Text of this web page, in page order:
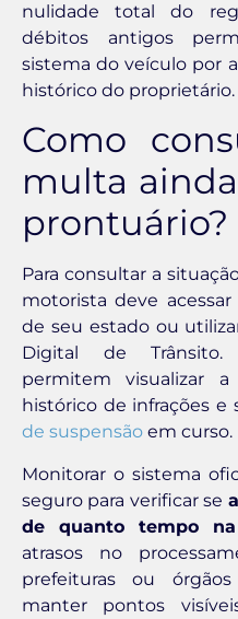
nulidade total do
débitos antigos
sistema do veículo por
histórico do proprietário.
Como
multa
prontuário?
Para consultar a
motorista deve
de seu estado ou
Digital de Trânsito.
permitem visualizar
histórico de infrações e
de suspensão em curso.
Monitorar o sistema
seguro para verificar se
de quanto tempo
atrasos no
prefeituras ou
manter pontos